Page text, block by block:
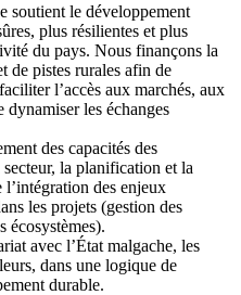
soutient le développement
plus résilientes et plus
du pays. Nous finançons la
de pistes rurales afin de
l’accès aux marchés, aux
dynamiser les échanges
des capacités des
la planification et la
l’intégration des enjeux
les projets (gestion des
écosystèmes).
avec l’État malgache, les
dans une logique de
durable.